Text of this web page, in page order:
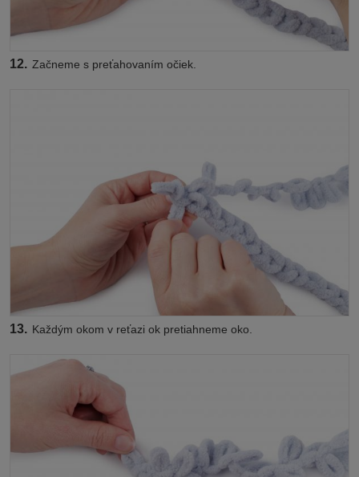
12. Začneme s preťahovaním očiek.
13. Každým okom v reťazi ok pretiahneme oko.